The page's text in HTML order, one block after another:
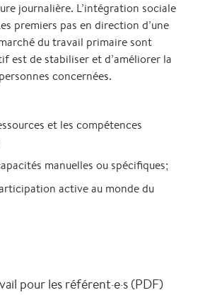
journalière. L’intégration sociale
premiers pas en direction d’une
du travail primaire sont
est de stabiliser et d’améliorer la
concernées.
et les compétences
manuelles ou spécifiques;
active au monde du
pour les référent·e·s (PDF)